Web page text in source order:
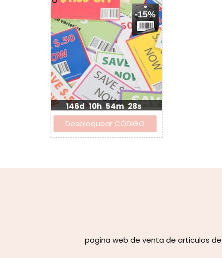
-15%
146d 10h 54m 27s
pagina web de venta de articulos